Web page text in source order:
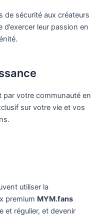
de sécurité aux créateurs
leur passion en
par votre communauté en
sur votre vie et vos
utiliser la
premium MYM.fans
et régulier, et devenir